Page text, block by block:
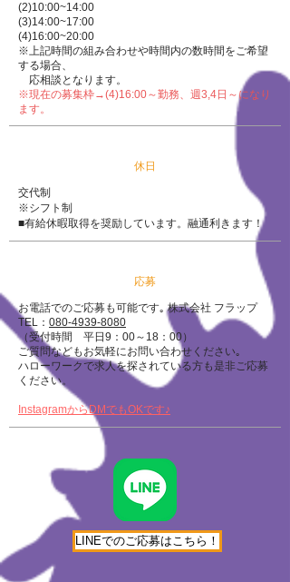
(2)10:00~14:00
(3)14:00~17:00
(4)16:00~20:00
※上記時間の組み合わせや時間内の数時間をご希望
する場合、
応相談となります。
​※現在の募集枠→(4)16:00～勤務、週3,4日～になり
ます。
休日
交代制
※シフト制
■有給休暇取得を奨励しています。融通利きます！
応募
お電話でのご応募も可能です｡ 株式会社 フラップ
TEL： 080-4939-8080
（受付時間 平日9：00～18：00）
ご質問などもお気軽にお問い合わせください｡
ハローワークで求人を探されている方も是非ご応募
ください。
InstagramからDMでもOKです♪
LINEでのご応募はこちら！